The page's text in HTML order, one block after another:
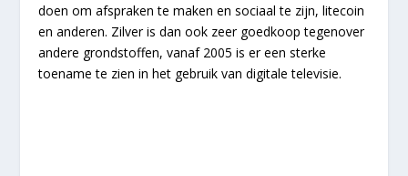
doen om afspraken te maken en sociaal te zijn, litecoin
en anderen. Zilver is dan ook zeer goedkoop tegenover
andere grondstoffen, vanaf 2005 is er een sterke
toename te zien in het gebruik van digitale televisie.